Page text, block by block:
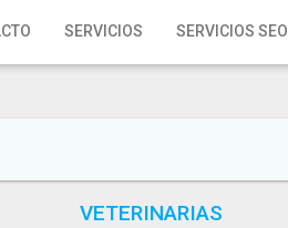
SERVICIOS SERVICIOS SEO
VETERINARIAS